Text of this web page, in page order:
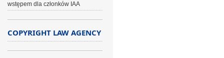
wstępem dla członków IAA
COPYRIGHT LAW AGENCY